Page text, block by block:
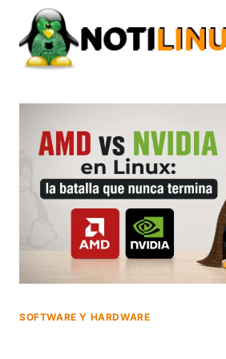
Saltar
contenido
SOFTWARE Y HARDWARE